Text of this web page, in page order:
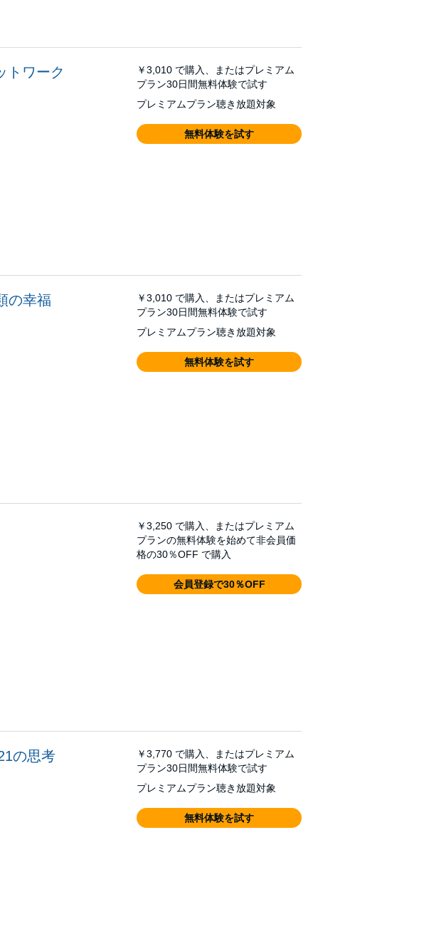
トワーク ￥3,010 で購入、またはプレミアム
プラン30日間無料体験で試す
プレミアムプラン聴き放題対象
無料体験を試す
の幸福 ￥3,010 で購入、またはプレミアム
プラン30日間無料体験で試す
プレミアムプラン聴き放題対象
無料体験を試す
￥3,250 で購入、またはプレミアム
プランの無料体験を始めて非会員価
格の30％OFF で購入
会員登録で30％OFF
の思考 ￥3,770 で購入、またはプレミアム
プラン30日間無料体験で試す
プレミアムプラン聴き放題対象
無料体験を試す